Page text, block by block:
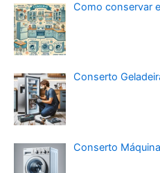
Como conservar
Conserto
Conserto